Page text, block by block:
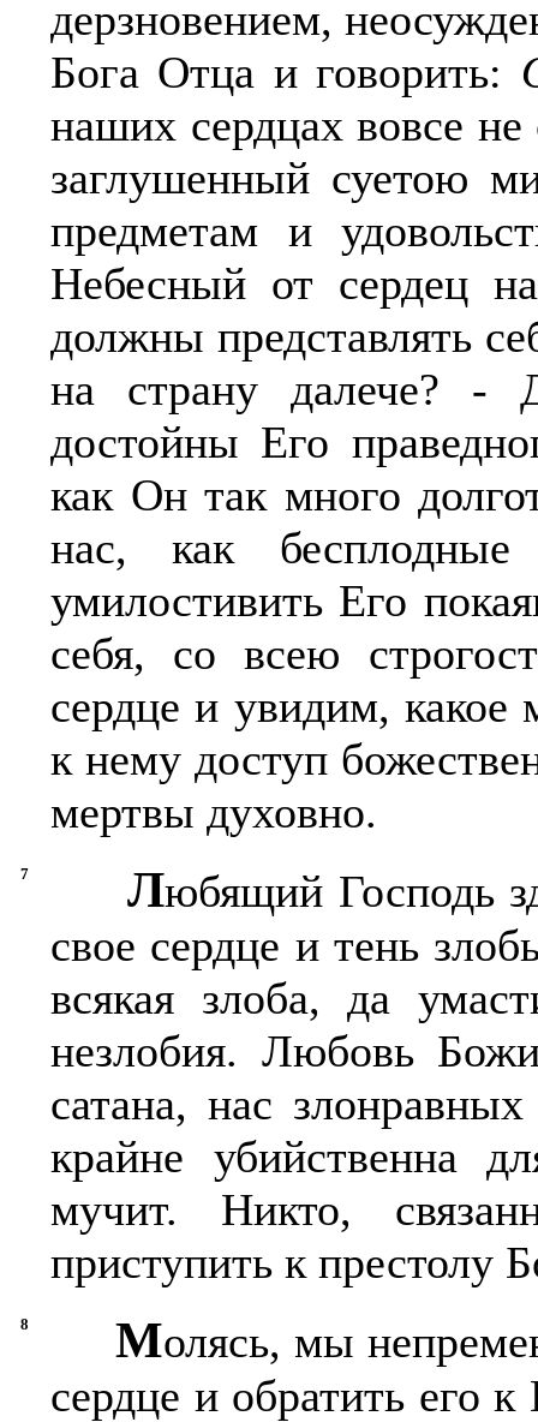
дерзновением,
Бога Отца и говорить:
наших сердцах вовсе
заглушенный суетою
предметам и
Небесный от сердец
должны представлять
на страну далече?
достойны Его
как Он так много
нас, как
умилостивить Его
себя, со всею
сердце и увидим, какое
к нему доступ
мертвы духовно.
7 Любящий Господь
свое сердце и тень
всякая злоба, да
незлобия. Любовь
сатана, нас
крайне убийственна
мучит. Никто,
приступить к престолу
8 Молясь, мы
сердце и обратить его